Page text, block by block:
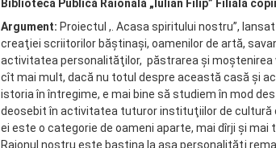
Biblioteca Publică Raională „Iulian Filip” Filiala
Argument: Proiectul ,. Acasa spiritului nostru”,
creaţiei scriitorilor băştinaşi, oamenilor de artă,
activitatea personalităţilor, păstrarea şi moştenirea
cît mai mult, dacă nu totul despre această casă şi
istoria în întregime, e mai bine să studiem în mod
deosebit în activitatea tuturor instituţiilor de cultură
ei este o categorie de oameni aparte, mai dîrji şi
Raionul nostru este baştina la aşa personalităţi